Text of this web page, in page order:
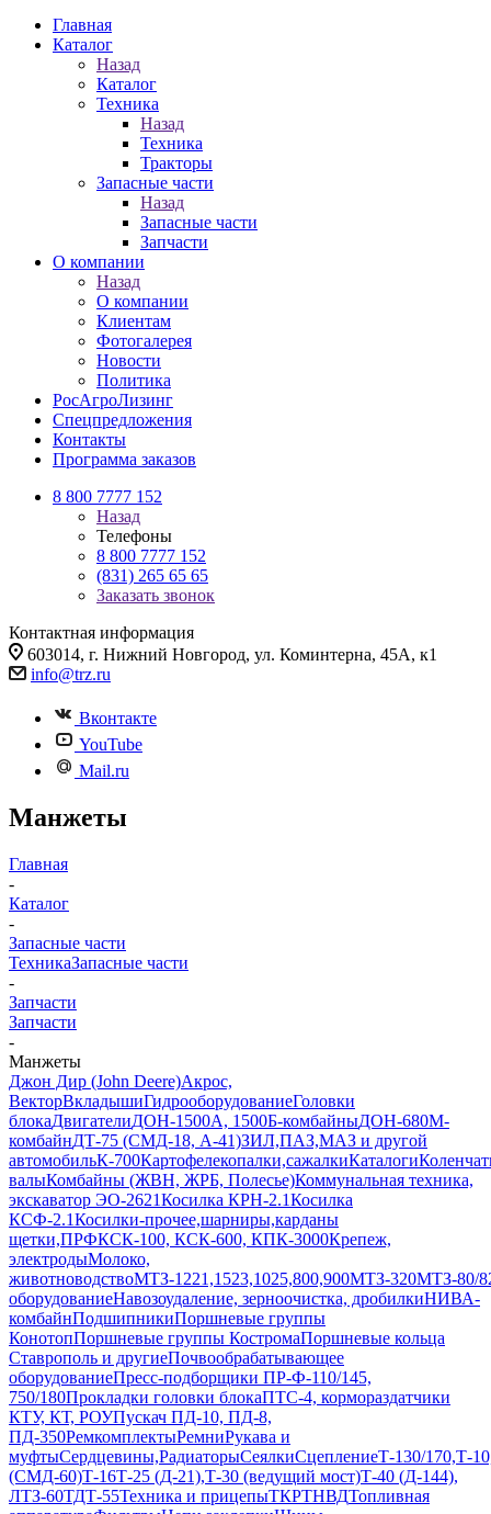
Главная
Каталог
Назад
Каталог
Техника
Назад
Техника
Тракторы
Запасные части
Назад
Запасные части
Запчасти
О компании
Назад
О компании
Клиентам
Фотогалерея
Новости
Политика
РосАгроЛизинг
Спецпредложения
Контакты
Программа заказов
8 800 7777 152
Назад
Телефоны
8 800 7777 152
(831) 265 65 65
Заказать звонок
Контактная информация
603014, г. Нижний Новгород, ул. Коминтерна, 45А, к1
info@trz.ru
Вконтакте
YouTube
Mail.ru
Манжеты
Главная
-
Каталог
-
Запасные части
ТехникаЗапасные части
-
Запчасти
Запчасти
-
Манжеты
Джон Дир (John Deere)Акрос,
ВекторВкладышиГидрооборудованиеГоловки
блокаДвигателиДОН-1500А, 1500Б-комбайныДОН-680М-
комбайнДТ-75 (СМД-18, А-41)ЗИЛ,ПАЗ,МАЗ и другой
автомобильК-700Картофелекопалки,сажалкиКаталоги
валыКомбайны (ЖВН, ЖРБ, Полесье)Коммунальная техника,
экскаватор ЭО-2621Косилка КРН-2.1Косилка
КСФ-2.1Косилки-прочее,шарниры,карданы
щетки,ПРФКСК-100, КСК-600, КПК-3000Крепеж,
электродыМолоко,
животноводствоМТЗ-1221,1523,1025,800,900МТЗ-320МТЗ-80/
оборудованиеНавозоудаление, зерноочистка, дробилкиНИВА-
комбайнПодшипникиПоршневые группы
КонотопПоршневые группы КостромаПоршневые кольца
Ставрополь и другиеПочвообрабатывающее
оборудованиеПресс-подборщики ПР-Ф-110/145,
750/180Прокладки головки блокаПТС-4, кормораздатчики
КТУ, КТ, РОУПускач ПД-10, ПД-8,
ПД-350РемкомплектыРемниРукава и
муфтыСердцевины,РадиаторыСеялкиСцеплениеТ-130/170,Т-
(СМД-60)Т-16Т-25 (Д-21),Т-30 (ведущий мост)Т-40 (Д-144),
ЛТЗ-60ТДТ-55Техника и прицепыТКРТНВДТопливная